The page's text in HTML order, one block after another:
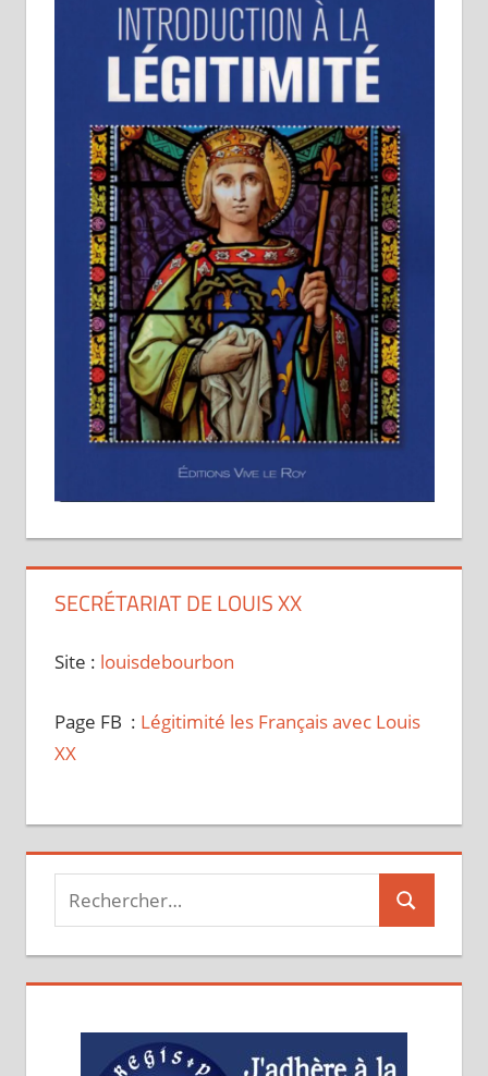
SECRÉTARIAT DE LOUIS XX
Site : louisdebourbon
Page FB : Légitimité les Français avec Louis
XX
Recherche
pour :